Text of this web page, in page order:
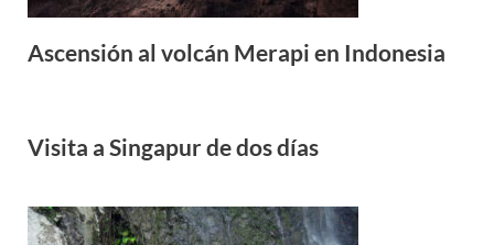
Ascensión al volcán Merapi en Indonesia
Visita a Singapur de dos días